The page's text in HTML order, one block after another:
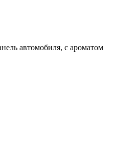
автомобиля, с ароматом